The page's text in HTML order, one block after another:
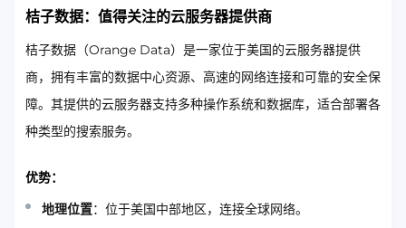
桔子数据：值得关注的云服务器提供商
桔子数据（Orange Data）是一家位于美国的云服务器提供
商，拥有丰富的数据中心资源、高速的网络连接和可靠的安全保
障。其提供的云服务器支持多种操作系统和数据库，适合部署各
种类型的搜索服务。
优势：
地理位置：位于美国中部地区，连接全球网络。